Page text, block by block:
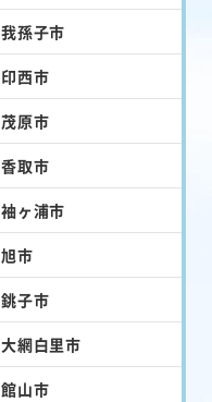
我孫子市
印西市
茂原市
香取市
袖ヶ浦市
旭市
銚子市
大網白里市
館山市